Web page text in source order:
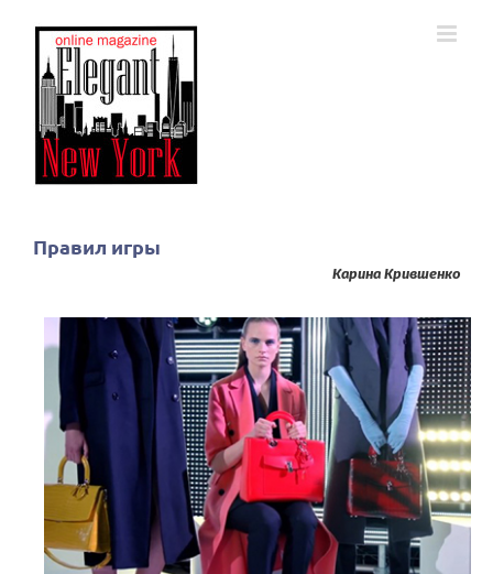
Правил игры
Карина Крившенко